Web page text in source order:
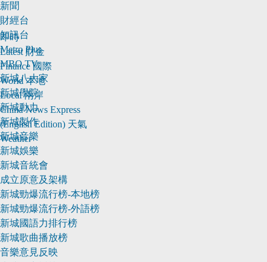
新聞
財經台
知訊台
Metro Plus
MBO TV
新城八大家
新城學院
新城動力
新城製作
新城音樂
新城娛樂
新城音統會
成立原意及架構
新城勁爆流行榜-本地榜
新城勁爆流行榜-外語榜
新城國語力排行榜
新城歌曲播放榜
音樂意見反映
即時
Latest 財金
Finance 國際
World 本地
Local 兩岸
China News Express
(English Edition) 天氣
Weather